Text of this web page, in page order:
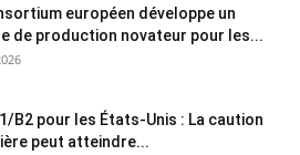
européen développe un
de production novateur pour les...
B2 pour les États-Unis : La caution
peut atteindre...